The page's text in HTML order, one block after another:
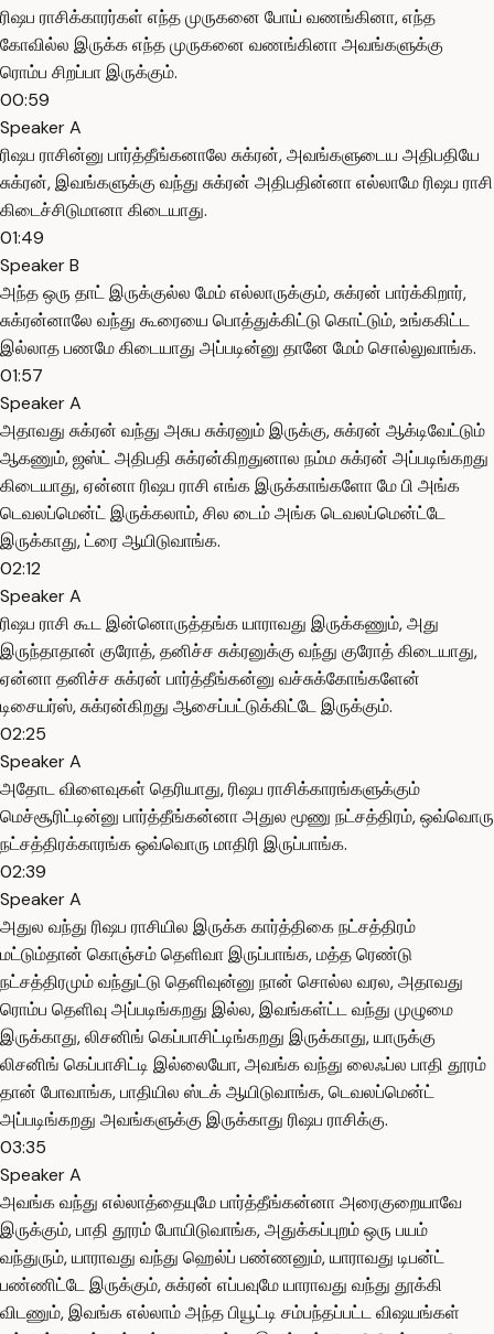
ரிஷப ராசிக்காரர்கள் எந்த முருகனை போய் வணங்கினா, எந்த
கோவில்ல இருக்க எந்த முருகனை வணங்கினா அவங்களுக்கு
ரொம்ப சிறப்பா இருக்கும்.
00:59
Speaker A
ரிஷப ராசின்னு பார்த்தீங்கனாலே சுக்ரன், அவங்களுடைய அதிபதியே
சுக்ரன், இவங்களுக்கு வந்து சுக்ரன் அதிபதின்னா எல்லாமே ரிஷப ராசி
கிடைச்சிடுமானா கிடையாது.
01:49
Speaker B
அந்த ஒரு தாட் இருக்குல்ல மேம் எல்லாருக்கும், சுக்ரன் பார்க்கிறார்,
சுக்ரன்னாலே வந்து கூரையை பொத்துக்கிட்டு கொட்டும், உங்ககிட்ட
இல்லாத பணமே கிடையாது அப்படின்னு தானே மேம் சொல்லுவாங்க.
01:57
Speaker A
அதாவது சுக்ரன் வந்து அசுப சுக்ரனும் இருக்கு, சுக்ரன் ஆக்டிவேட்டும்
ஆகணும், ஜஸ்ட் அதிபதி சுக்ரன்கிறதுனால நம்ம சுக்ரன் அப்படிங்கறது
கிடையாது, ஏன்னா ரிஷப ராசி எங்க இருக்காங்களோ மே பி அங்க
டெவலப்மென்ட் இருக்கலாம், சில டைம் அங்க டெவலப்மென்ட்டே
இருக்காது, ட்ரை ஆயிடுவாங்க.
02:12
Speaker A
ரிஷப ராசி கூட இன்னொருத்தங்க யாராவது இருக்கணும், அது
இருந்தாதான் குரோத், தனிச்ச சுக்ரனுக்கு வந்து குரோத் கிடையாது,
ஏன்னா தனிச்ச சுக்ரன் பார்த்தீங்கன்னு வச்சுக்கோங்களேன்
டிசையர்ஸ், சுக்ரன்கிறது ஆசைப்பட்டுக்கிட்டே இருக்கும்.
02:25
Speaker A
அதோட விளைவுகள் தெரியாது, ரிஷப ராசிக்காரங்களுக்கும்
மெச்சூரிட்டின்னு பார்த்தீங்கன்னா அதுல மூணு நட்சத்திரம், ஒவ்வொரு
நட்சத்திரக்காரங்க ஒவ்வொரு மாதிரி இருப்பாங்க.
02:39
Speaker A
அதுல வந்து ரிஷப ராசியில இருக்க கார்த்திகை நட்சத்திரம்
மட்டும்தான் கொஞ்சம் தெளிவா இருப்பாங்க, மத்த ரெண்டு
நட்சத்திரமும் வந்துட்டு தெளிவுன்னு நான் சொல்ல வரல, அதாவது
ரொம்ப தெளிவு அப்படிங்கறது இல்ல, இவங்கள்ட்ட வந்து முழுமை
இருக்காது, லிசனிங் கெப்பாசிட்டிங்கறது இருக்காது, யாருக்கு
லிசனிங் கெப்பாசிட்டி இல்லையோ, அவங்க வந்து லைஃப்ல பாதி தூரம்
தான் போவாங்க, பாதியில ஸ்டக் ஆயிடுவாங்க, டெவலப்மென்ட்
அப்படிங்கறது அவங்களுக்கு இருக்காது ரிஷப ராசிக்கு.
03:35
Speaker A
அவங்க வந்து எல்லாத்தையுமே பார்த்தீங்கன்னா அரைகுறையாவே
இருக்கும், பாதி தூரம் போயிடுவாங்க, அதுக்கப்புறம் ஒரு பயம்
வந்துரும், யாராவது வந்து ஹெல்ப் பண்ணனும், யாராவது டிபன்ட்
பண்ணிட்டே இருக்கும், சுக்ரன் எப்பவுமே யாராவது வந்து தூக்கி
விடணும், இவங்க எல்லாம் அந்த பியூட்டி சம்பந்தப்பட்ட விஷயங்கள்